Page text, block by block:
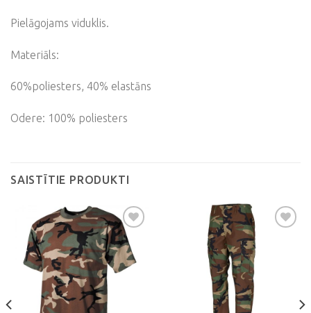
Pielāgojams viduklis.
Materiāls:
60%poliesters, 40% elastāns
Odere: 100% poliesters
SAISTĪTIE PRODUKTI
Pievienot
vēlmju
sarakstam